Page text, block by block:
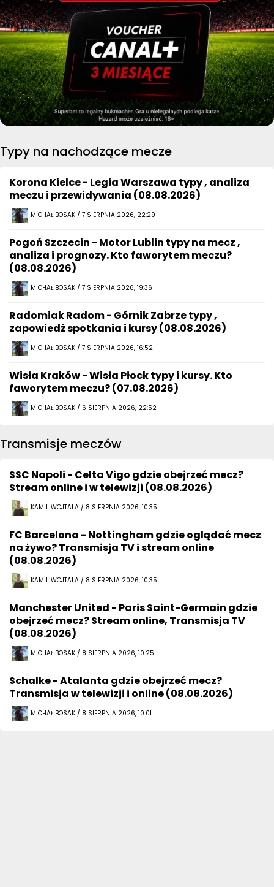
Typy na nachodzące mecze
Korona Kielce - Legia Warszawa typy , analiza
meczu i przewidywania (08.08.2026)
MICHAŁ BOSAK / 7 SIERPNIA 2026, 22:29
Pogoń Szczecin - Motor Lublin typy na mecz ,
analiza i prognozy. Kto faworytem meczu?
(08.08.2026)
MICHAŁ BOSAK / 7 SIERPNIA 2026, 19:36
Radomiak Radom - Górnik Zabrze typy ,
zapowiedź spotkania i kursy (08.08.2026)
MICHAŁ BOSAK / 7 SIERPNIA 2026, 16:52
Wisła Kraków - Wisła Płock typy i kursy. Kto
faworytem meczu? (07.08.2026)
MICHAŁ BOSAK / 6 SIERPNIA 2026, 22:52
Transmisje meczów
SSC Napoli - Celta Vigo gdzie obejrzeć mecz?
Stream online i w telewizji (08.08.2026)
KAMIL WOJTALA / 8 SIERPNIA 2026, 10:35
FC Barcelona - Nottingham gdzie oglądać mecz
na żywo? Transmisja TV i stream online
(08.08.2026)
KAMIL WOJTALA / 8 SIERPNIA 2026, 10:35
Manchester United - Paris Saint-Germain gdzie
obejrzeć mecz? Stream online, Transmisja TV
(08.08.2026)
MICHAŁ BOSAK / 8 SIERPNIA 2026, 10:25
Schalke - Atalanta gdzie obejrzeć mecz?
Transmisja w telewizji i online (08.08.2026)
MICHAŁ BOSAK / 8 SIERPNIA 2026, 10:01